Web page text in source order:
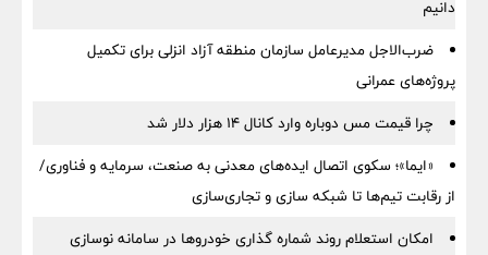
دانیم
ضرب‌الاجل مدیرعامل سازمان منطقه آزاد انزلی برای تكمیل
پروژه‌های عمرانی
چرا قیمت مس دوباره وارد کانال ۱۴ هزار دلار شد
«ایما»؛ سکوی اتصال ایده‌های معدنی به صنعت، سرمایه و فناوری/
از رقابت تیم‌ها تا شبکه سازی و تجاری‌سازی
امکان استعلام روند شماره گذاری خودروها در سامانه نوسازی